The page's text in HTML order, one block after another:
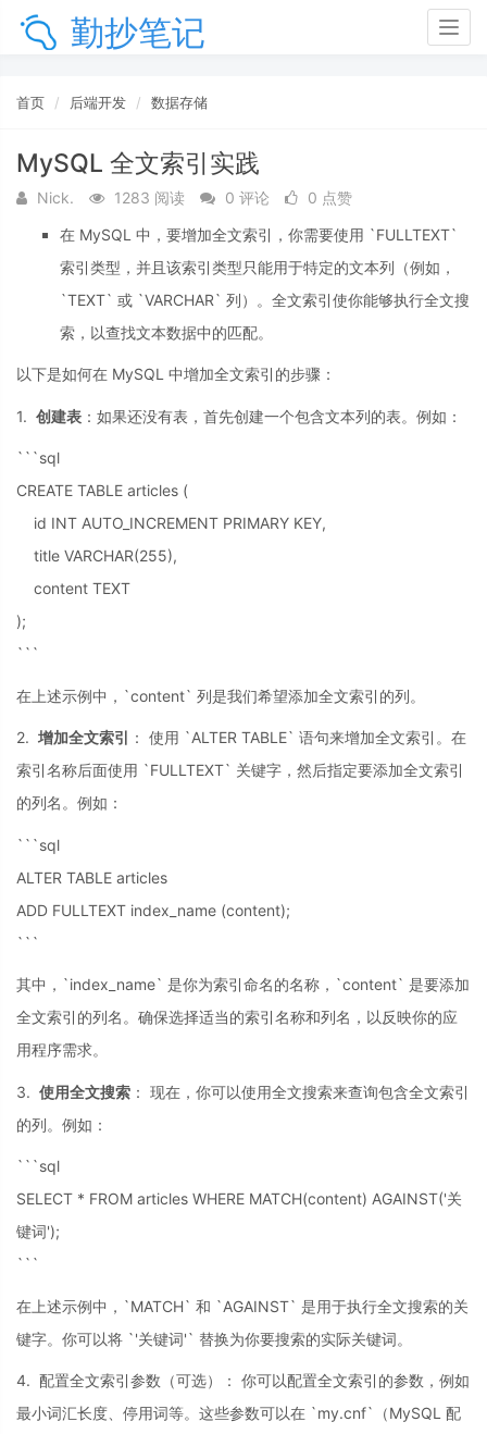
勤抄笔记
首页 后端开发 数据存储
MySQL 全文索引实践
Nick. 1283 阅读 0 评论
0 点赞
在 MySQL 中，要增加全文索引，你需要使用 `FULLTEXT`
索引类型，并且该索引类型只能用于特定的文本列（例如，
`TEXT` 或 `VARCHAR` 列）。全文索引使你能够执行全文搜
索，以查找文本数据中的匹配。
以下是如何在 MySQL 中增加全文索引的步骤：
1. 创建表 ：如果还没有表，首先创建一个包含文本列的表。例如：
```sql
CREATE TABLE articles (
id INT AUTO_INCREMENT PRIMARY KEY,
title VARCHAR(255),
content TEXT
);
```
在上述示例中，`content` 列是我们希望添加全文索引的列。
2. 增加全文索引 ： 使用 `ALTER TABLE` 语句来增加全文索引。在
索引名称后面使用 `FULLTEXT` 关键字，然后指定要添加全文索引
的列名。例如：
```sql
ALTER TABLE articles
ADD FULLTEXT index_name (content);
```
其中，`index_name` 是你为索引命名的名称，`content` 是要添加
全文索引的列名。确保选择适当的索引名称和列名，以反映你的应
用程序需求。
3. 使用全文搜索 ： 现在，你可以使用全文搜索来查询包含全文索引
的列。例如：
```sql
SELECT * FROM articles WHERE MATCH(content) AGAINST('关
键词');
```
在上述示例中，`MATCH` 和 `AGAINST` 是用于执行全文搜索的关
键字。你可以将 `'关键词'` 替换为你要搜索的实际关键词。
4. 配置全文索引参数（可选）： 你可以配置全文索引的参数，例如
最小词汇长度、停用词等。这些参数可以在 `my.cnf`（MySQL 配